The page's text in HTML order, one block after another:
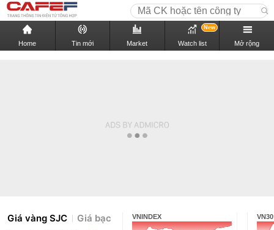
Home Tin mới Market Watch list
New
Mở rộng
Giá vàng SJC Giá bạc VNINDEX VN30